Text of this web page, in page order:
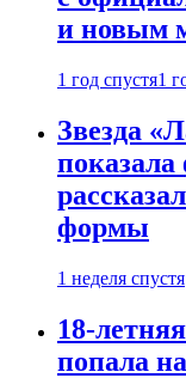
и новым
1 год спустя1
Звезда
формы
1 неделя спустя
18-
попала